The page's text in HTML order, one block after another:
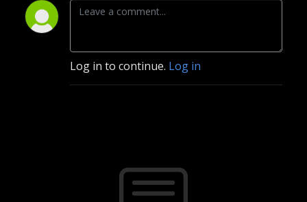
Log in to continue. Log in